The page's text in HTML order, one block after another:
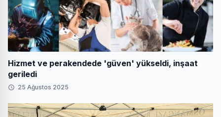
Hizmet ve perakendede 'güven' yükseldi, inşaat
geriledi
25 Ağustos 2025